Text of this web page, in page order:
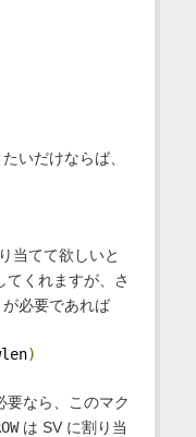
いだけならば、
当てて欲しいと
てくれますが、さ
必要であれば
)
要なら、このマク
は SV に割り当